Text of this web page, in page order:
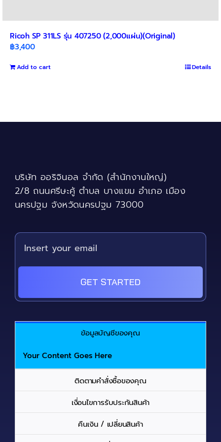
Ricoh SP 311LS รุ่น 407250 (2,000แผ่น)(Original)
฿3,400
Add to cart Details
บริษัท ออริจินอล จำกัด (สำนักงานใหญ่)
2/8 ถนนศรีษะคู้ ตำบล บางแขม อำเภอ เมือง
นครปฐม จังหวัดนครปฐม 73000
GET STARTED
ข้อมูลบัญชีของคุณ
Your Content Goes Here
ติดตามคำสั่งซื้อของคุณ
เงื่อนไขการรับประกันสินค้า
คืนเงิน / เปลี่ยนสินค้า